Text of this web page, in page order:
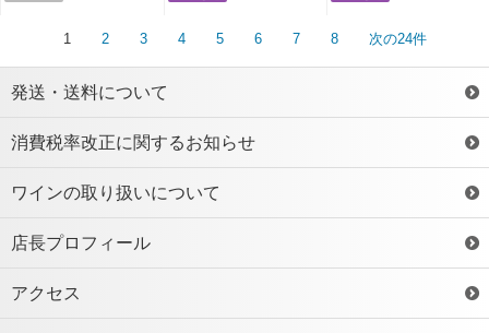
1 2 3 4 5 6 7 8 次の24件
発送・送料について
消費税率改正に関するお知らせ
ワインの取り扱いについて
店長プロフィール
アクセス